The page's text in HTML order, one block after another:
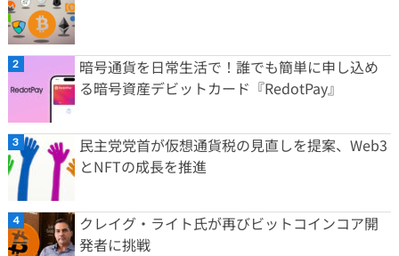
暗号通貨を日常生活で！誰でも簡単に申し込め
る暗号資産デビットカード『RedotPay』
民主党党首が仮想通貨税の見直しを提案、Web3
とNFTの成長を推進
クレイグ・ライト氏が再びビットコインコア開
発者に挑戦